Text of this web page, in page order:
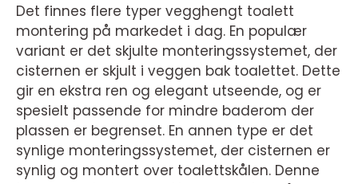
Det finnes flere typer vegghengt toalett
montering på markedet i dag. En populær
variant er det skjulte monteringssystemet, der
cisternen er skjult i veggen bak toalettet. Dette
gir en ekstra ren og elegant utseende, og er
spesielt passende for mindre baderom der
plassen er begrenset. En annen type er det
synlige monteringssystemet, der cisternen er
synlig og montert over toalettskålen. Denne